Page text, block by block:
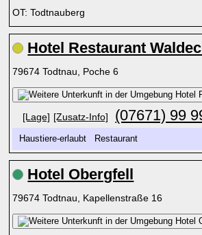
OT: Todtnauberg
Hotel Restaurant
79674 Todtnau, Poche 6
[Lage] [Zusatz-Info] (07671) 99
Haustiere-erlaubt Restaurant
Hotel Obergfell
79674 Todtnau, Kapellenstraße 16